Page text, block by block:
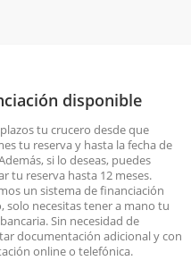
disponible
plazos tu crucero desde que
tu reserva y hasta la fecha de
si lo deseas, puedes
tu reserva hasta 12 meses.
un sistema de financiación
solo necesitas tener a mano tu
Sin necesidad de
documentación adicional y con
online o telefónica.